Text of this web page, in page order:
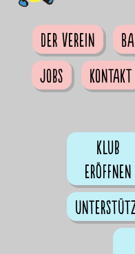
Der Verein
Jobs
Kontakt
Klub
eröffnen